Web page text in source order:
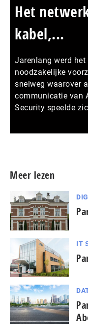
Het
kabel,...
Jarenlang werd
noodzakelijke
snelweg waarover
communicatie van
Security speelde
Meer lezen
IT